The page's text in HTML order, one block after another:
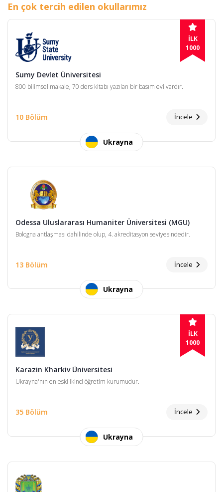
En çok tercih edilen okullarımız
İLK
1000
Sumy Devlet Üniversitesi
800 bilimsel makale, 70 ders kitabı yazılan bir basım evi vardır.
10 Bölüm İncele
Ukrayna
Odessa Uluslararası Humaniter Üniversitesi (MGU)
Bologna antlaşması dahilinde olup, 4. akreditasyon seviyesindedir.
13 Bölüm İncele
Ukrayna
İLK
1000
Karazin Kharkiv Üniversitesi
Ukrayna'nın en eski ikinci öğretim kurumudur.
35 Bölüm İncele
Ukrayna